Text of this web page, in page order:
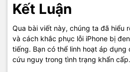
Kết Luận
Qua bài viết này, chúng ta đã hiểu
và cách khắc phục lỗi iPhone bị
tiếng. Bạn có thể linh hoạt áp
cứu nguy trong tình trạng khẩn cấp.